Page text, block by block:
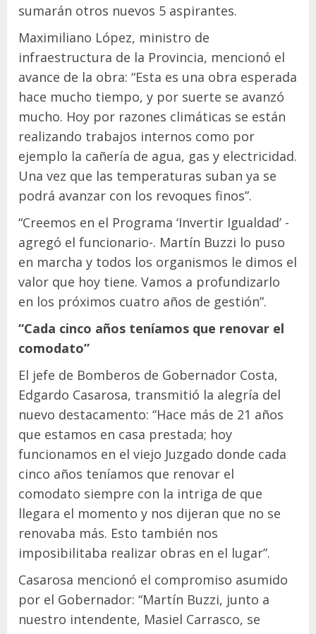
sumarán otros nuevos 5 aspirantes.
Maximiliano López, ministro de
infraestructura de la Provincia, mencionó el
avance de la obra: “Esta es una obra esperada
hace mucho tiempo, y por suerte se avanzó
mucho. Hoy por razones climáticas se están
realizando trabajos internos como por
ejemplo la cañería de agua, gas y electricidad.
Una vez que las temperaturas suban ya se
podrá avanzar con los revoques finos”.
“Creemos en el Programa ‘Invertir Igualdad’ -
agregó el funcionario-. Martín Buzzi lo puso
en marcha y todos los organismos le dimos el
valor que hoy tiene. Vamos a profundizarlo
en los próximos cuatro años de gestión”.
“Cada cinco años teníamos que renovar el
comodato”
El jefe de Bomberos de Gobernador Costa,
Edgardo Casarosa, transmitió la alegría del
nuevo destacamento: “Hace más de 21 años
que estamos en casa prestada; hoy
funcionamos en el viejo Juzgado donde cada
cinco años teníamos que renovar el
comodato siempre con la intriga de que
llegara el momento y nos dijeran que no se
renovaba más. Esto también nos
imposibilitaba realizar obras en el lugar”.
Casarosa mencionó el compromiso asumido
por el Gobernador: “Martín Buzzi, junto a
nuestro intendente, Masiel Carrasco, se